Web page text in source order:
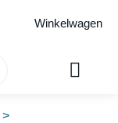
Winkelwagen
>